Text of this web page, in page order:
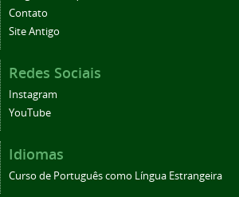
Contato
Site Antigo
Redes Sociais
Instagram
YouTube
Idiomas
Curso de Português como Língua Estrangeira